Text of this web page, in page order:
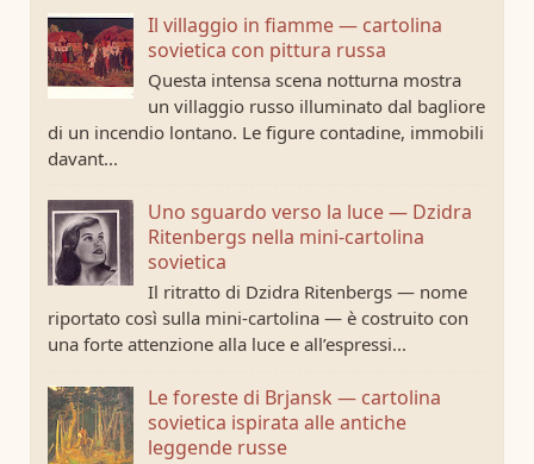
Il villaggio in fiamme — cartolina
sovietica con pittura russa
Questa intensa scena notturna mostra
un villaggio russo illuminato dal bagliore
di un incendio lontano. Le figure contadine, immobili
davant...
Uno sguardo verso la luce — Dzidra
Ritenbergs nella mini-cartolina
sovietica
Il ritratto di Dzidra Ritenbergs — nome
riportato così sulla mini-cartolina — è costruito con
una forte attenzione alla luce e all’espressi...
Le foreste di Brjansk — cartolina
sovietica ispirata alle antiche
leggende russe